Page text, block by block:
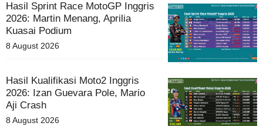
Hasil Sprint Race MotoGP Inggris
2026: Martin Menang, Aprilia
Kuasai Podium
8 August 2026
Hasil Kualifikasi Moto2 Inggris
2026: Izan Guevara Pole, Mario
Aji Crash
8 August 2026